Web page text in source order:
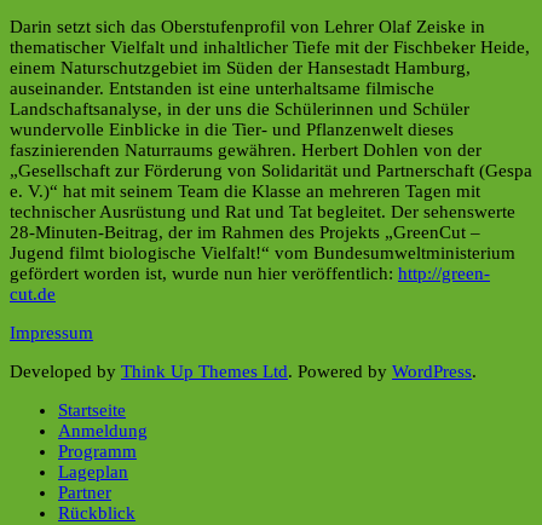
Darin setzt sich das Oberstufenprofil von Lehrer Olaf Zeiske in
thematischer Vielfalt und inhaltlicher Tiefe mit der Fischbeker Heide,
einem Naturschutzgebiet im Süden der Hansestadt Hamburg,
auseinander. Entstanden ist eine unterhaltsame filmische
Landschaftsanalyse, in der uns die Schülerinnen und Schüler
wundervolle Einblicke in die Tier- und Pflanzenwelt dieses
faszinierenden Naturraums gewähren. Herbert Dohlen von der
„Gesellschaft zur Förderung von Solidarität und Partnerschaft (Gespa
e. V.)“ hat mit seinem Team die Klasse an mehreren Tagen mit
technischer Ausrüstung und Rat und Tat begleitet. Der sehenswerte
28-Minuten-Beitrag, der im Rahmen des Projekts „GreenCut –
Jugend filmt biologische Vielfalt!“ vom Bundesumweltministerium
gefördert worden ist, wurde nun hier veröffentlich: http://green-
cut.de
Impressum
Developed by Think Up Themes Ltd. Powered by WordPress.
Startseite
Anmeldung
Programm
Lageplan
Partner
Rückblick